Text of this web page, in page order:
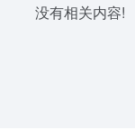
没有相关内容!